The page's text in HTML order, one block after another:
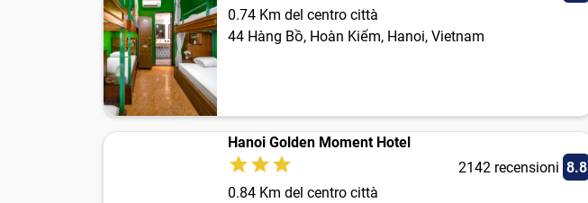
0.74 Km del centro città
44 Hàng Bồ, Hoàn Kiếm, Hanoi, Vietnam
Hanoi Golden Moment Hotel
2142 recensioni 8.8
0.84 Km del centro città